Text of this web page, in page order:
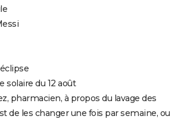
solaire du 12 août
pharmacien, à propos du lavage des
de les changer une fois par semaine, ou